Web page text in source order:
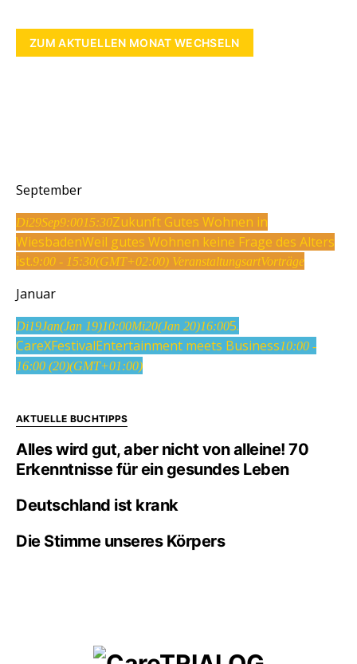
ZUM AKTUELLEN MONAT WECHSELN
September
Di29Sep9:0015:30Zukunft Gutes Wohnen in
WiesbadenWeil gutes Wohnen keine Frage des Alters
ist.9:00 - 15:30(GMT+02:00) VeranstaltungsartVorträge
Januar
Di19Jan(Jan 19)10:00Mi20(Jan 20)16:005.
CareXFestivalEntertainment meets Business10:00 -
16:00 (20)(GMT+01:00)
AKTUELLE BUCHTIPPS
Alles wird gut, aber nicht von alleine! 70
Erkenntnisse für ein gesundes Leben
Deutschland ist krank
Die Stimme unseres Körpers